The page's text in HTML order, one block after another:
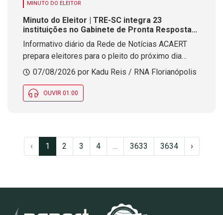
MINUTO DO ELEITOR
Minuto do Eleitor | TRE-SC integra 23
instituições no Gabinete de Pronta Resposta
para as Eleições 2026
Informativo diário da Rede de Notícias ACAERT
prepara eleitores para o pleito do próximo dia
quatro de outubro
07/08/2026 por Kadu Reis / RNA Florianópolis
OUVIR 01:00
‹ 1 2 3 4 ... 3633 3634 ›